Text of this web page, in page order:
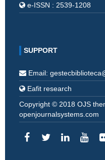
e-ISSN : 2539-1208
SUPPORT
Email:
Eafit research
Copyright © 2018 OJS
openjournalsystems.com